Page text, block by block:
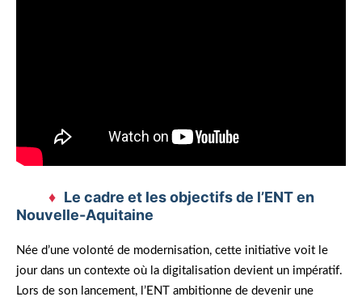
Le cadre et les objectifs de l’ENT en
Nouvelle-Aquitaine
Née d’une volonté de modernisation, cette initiative voit le
jour dans un contexte où la digitalisation devient un impératif.
Lors de son lancement, l’ENT ambitionne de devenir une